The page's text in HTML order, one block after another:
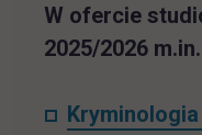
W ofercie
2025/2026